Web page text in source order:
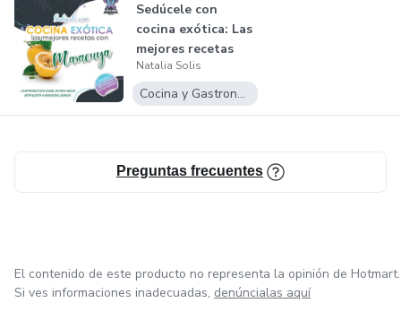
Sedúcele con
cocina exótica: Las
mejores recetas
con Maracuy...
Natalia Solis
Cocina y Gastronomía
Preguntas frecuentes
El contenido de este producto no representa la opinión de Hotmart.
Si ves informaciones inadecuadas, denúncialas aquí